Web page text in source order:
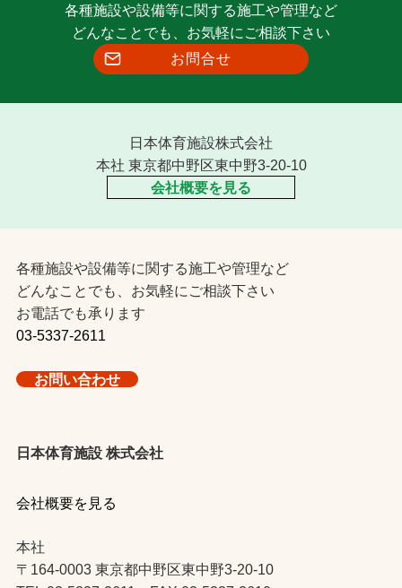
各種施設や設備等に関する施工や管理など
どんなことでも、お気軽にご相談下さい
お問合せ
日本体育施設株式会社
本社 東京都中野区東中野3-20-10
会社概要を見る
各種施設や設備等に関する施工や管理など
どんなことでも、お気軽にご相談下さい
お電話でも承ります
03-5337-2611
お問い合わせ
日本体育施設 株式会社
会社概要を見る
本社
〒164-0003 東京都中野区東中野3-20-10